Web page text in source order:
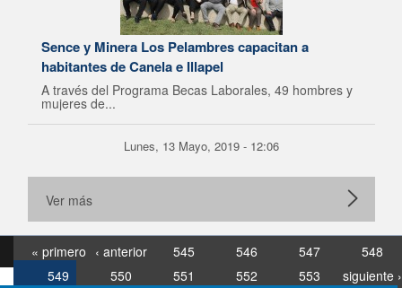
Sence y Minera Los Pelambres capacitan a
habitantes de Canela e Illapel
A través del Programa Becas Laborales, 49 hombres y
mujeres de...
Lunes, 13 Mayo, 2019 - 12:06
Ver más
« primero ‹ anterior 545 546 547
548
549
550 551 552 553
siguiente ›